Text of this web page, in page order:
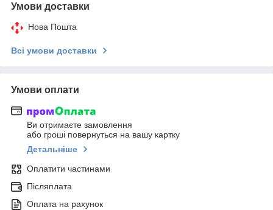
Умови доставки
Нова Пошта
Всі умови доставки
Умови оплати
Ви отримаєте замовлення
або гроші повернуться на вашу картку
Детальніше
Оплатити частинами
Післяплата
Оплата на рахунок